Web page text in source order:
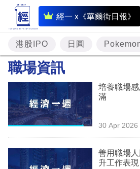
經一 x《華爾街日報》
即
時
財
經
題
投
資
樓
市
港股IPO 日圓
職場資訊
培養職場
滿
30 Apr 2026
善用職場
升工作表現